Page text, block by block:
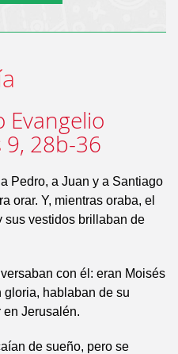
Evangelio
9, 28b-36
Pedro, a Juan y a Santiago
orar. Y, mientras oraba, el
sus vestidos brillaban de
con él: eran Moisés
hablaban de su
Jerusalén.
de sueño, pero se